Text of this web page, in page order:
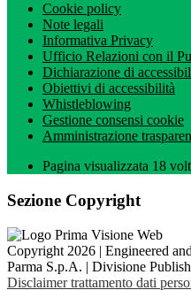
Cookie policy
Note legali
Informativa Privacy
Ufficio Relazioni con il
Dichiarazione di
Obiettivi di accessibilità
Whistleblowing
Gestione consensi cookie
Amministrazione
Pagina visualizzata 18
Sezione Copyright
Copyright 2026 | Engineered
Parma S.p.A. | Divisione
Disclaimer trattamento dati